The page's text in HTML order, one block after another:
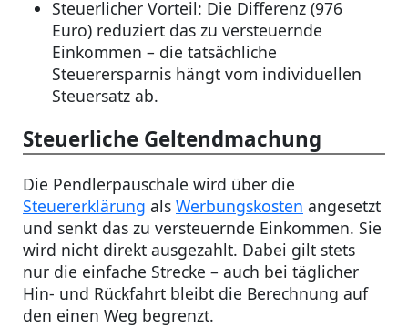
Steuerlicher Vorteil: Die Differenz (976
Euro) reduziert das zu versteuernde
Einkommen – die tatsächliche
Steuerersparnis hängt vom individuellen
Steuersatz ab.
Steuerliche Geltendmachung
Die Pendlerpauschale wird über die
Steuererklärung als Werbungskosten angesetzt
und senkt das zu versteuernde Einkommen. Sie
wird nicht direkt ausgezahlt. Dabei gilt stets
nur die einfache Strecke – auch bei täglicher
Hin- und Rückfahrt bleibt die Berechnung auf
den einen Weg begrenzt.